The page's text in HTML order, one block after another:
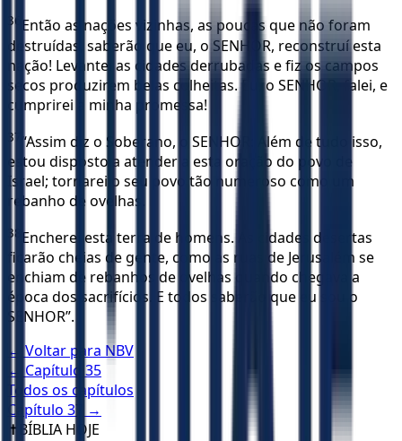
36 Então as nações vizinhas, as poucas que não foram
destruídas, saberão que eu, o SENHOR, reconstruí esta
nação! Levantei as cidades derrubadas e fiz os campos
secos produzirem belas colheitas. Eu, o SENHOR, falei, e
cumprirei a minha promessa!
37 “Assim diz o Soberano, o SENHOR: Além de tudo isso,
estou disposto a atender a esta oração do povo de
Israel; tornarei o seu povo tão numeroso como um
rebanho de ovelhas.
38 Encherei esta terra de homens. As cidades desertas
ficarão cheias de gente, como as ruas de Jerusalém se
enchiam de rebanhos de ovelhas quando chegava a
época dos sacrifícios. E todos saberão que eu sou o
SENHOR”.
← Voltar para NBV
← Capítulo 35
Todos os capítulos
Capítulo 37
→
✝️ BÍBLIA HOJE